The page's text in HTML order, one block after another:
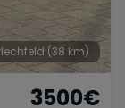
(38 km)
3500€